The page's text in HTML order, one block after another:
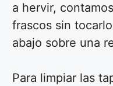
a hervir,
frascos sin
abajo sobre una
Para limpiar las